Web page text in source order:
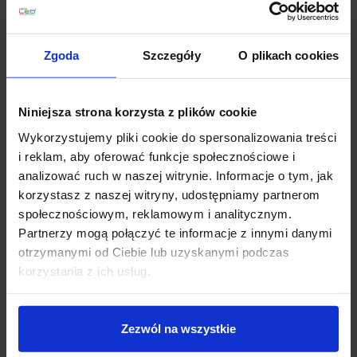
Zgoda Szczegóły O plikach cookies
Niniejsza strona korzysta z plików cookie
Wykorzystujemy pliki cookie do spersonalizowania treści
i reklam, aby oferować funkcje społecznościowe i
analizować ruch w naszej witrynie. Informacje o tym, jak
korzystasz z naszej witryny, udostępniamy partnerom
społecznościowym, reklamowym i analitycznym.
Partnerzy mogą połączyć te informacje z innymi danymi
otrzymanymi od Ciebie lub uzyskanymi podczas
korzystania z ich usług.
Zezwól na wszystkie
Parametry:
wysokość (mm): 1200
szerokość (mm): 1370
max moc źródła: 67 W
napięcie: 230 V
źródło w zestawie: LED 67 W, 4704 lm, 3000K
kolor lampy: złoty i odcienie złota
IP: 20
Szczegóły produktu